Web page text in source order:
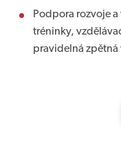
Podpora rozvoje
tréninky,
pravidelná zpětná